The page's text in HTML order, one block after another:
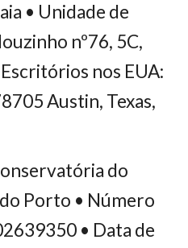
• Unidade de
nº76, 5C,
nos EUA:
Austin, Texas,
do
Porto • Número
• Data de